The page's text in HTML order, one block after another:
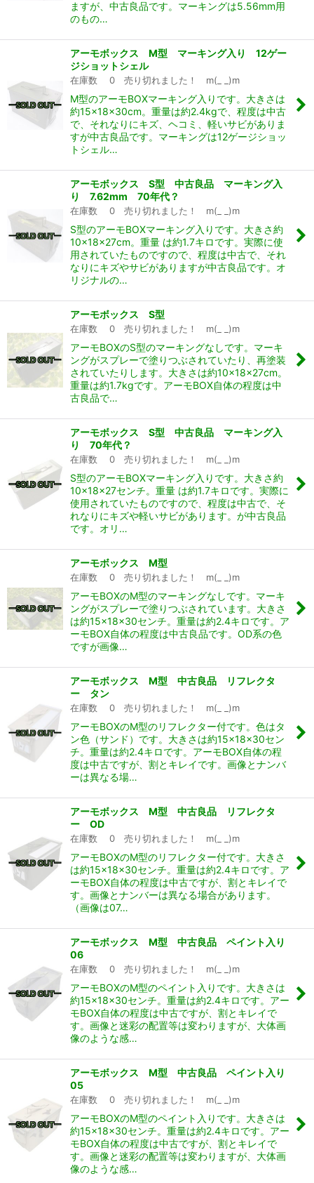
ますが、中古良品です。マーキングは5.56mm用
のもの…
アーモボックス M型 マーキング入り 12ゲー
ジショットシェル
在庫数 0 売り切れました！ m(_ _)m
M型のアーモBOXマーキング入りです。大きさは
約15×18×30cm。重量は約2.4kgで、程度は中古
で、それなりにキズ、ヘコミ、軽いサビがありま
すが中古良品です。マーキングは12ゲージショッ
トシェル…
アーモボックス S型 中古良品 マーキング入
り 7.62mm 70年代？
在庫数 0 売り切れました！ m(_ _)m
S型のアーモBOXマーキング入りです。大きさ約
10×18×27cm。重量 は約1.7キロです。実際に使
用されていたものですので、程度は中古で、それ
なりにキズやサビがありますが中古良品です。オ
リジナルの…
アーモボックス S型
在庫数 0 売り切れました！ m(_ _)m
アーモBOXのS型のマーキングなしです。マーキ
ングがスプレーで塗りつぶされていたり、再塗装
されていたりします。大きさは約10×18×27cm。
重量は約1.7kgです。アーモBOX自体の程度は中
古良品で…
アーモボックス S型 中古良品 マーキング入
り 70年代？
在庫数 0 売り切れました！ m(_ _)m
S型のアーモBOXマーキング入りです。大きさ約
10×18×27センチ。重量 は約1.7キロです。実際に
使用されていたものですので、程度は中古で、そ
れなりにキズや軽いサビがあります。が中古良品
です。オリ…
アーモボックス M型
在庫数 0 売り切れました！ m(_ _)m
アーモBOXのM型のマーキングなしです。マーキ
ングがスプレーで塗りつぶされています。大きさ
は約15×18×30センチ。重量は約2.4キロです。ア
ーモBOX自体の程度は中古良品です。OD系の色
ですが画像…
アーモボックス M型 中古良品 リフレクタ
ー タン
在庫数 0 売り切れました！ m(_ _)m
アーモBOXのM型のリフレクター付です。色はタ
ン色（サンド）です。大きさは約15×18×30セン
チ。重量は約2.4キロです。アーモBOX自体の程
度は中古ですが、割とキレイです。画像とナンバ
ーは異なる場…
アーモボックス M型 中古良品 リフレクタ
ー OD
在庫数 0 売り切れました！ m(_ _)m
アーモBOXのM型のリフレクター付です。大きさ
は約15×18×30センチ。重量は約2.4キロです。ア
ーモBOX自体の程度は中古ですが、割とキレイで
す。画像とナンバーは異なる場合があります。
（画像は07…
アーモボックス M型 中古良品 ペイント入り
06
在庫数 0 売り切れました！ m(_ _)m
アーモBOXのM型のペイント入りです。大きさは
約15×18×30センチ。重量は約2.4キロです。アー
モBOX自体の程度は中古ですが、割とキレイで
す。画像と迷彩の配置等は変わりますが、大体画
像のような感…
アーモボックス M型 中古良品 ペイント入り
05
在庫数 0 売り切れました！ m(_ _)m
アーモBOXのM型のペイント入りです。大きさは
約15×18×30センチ。重量は約2.4キロです。アー
モBOX自体の程度は中古ですが、割とキレイで
す。画像と迷彩の配置等は変わりますが、大体画
像のような感…